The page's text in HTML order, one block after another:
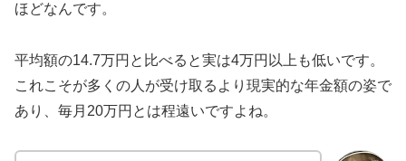
ほどなんです。
平均額の14.7万円と比べると実は4万円以上も低いです。
これこそが多くの人が受け取るより現実的な年金額の姿で
あり、毎月20万円とは程遠いですよね。